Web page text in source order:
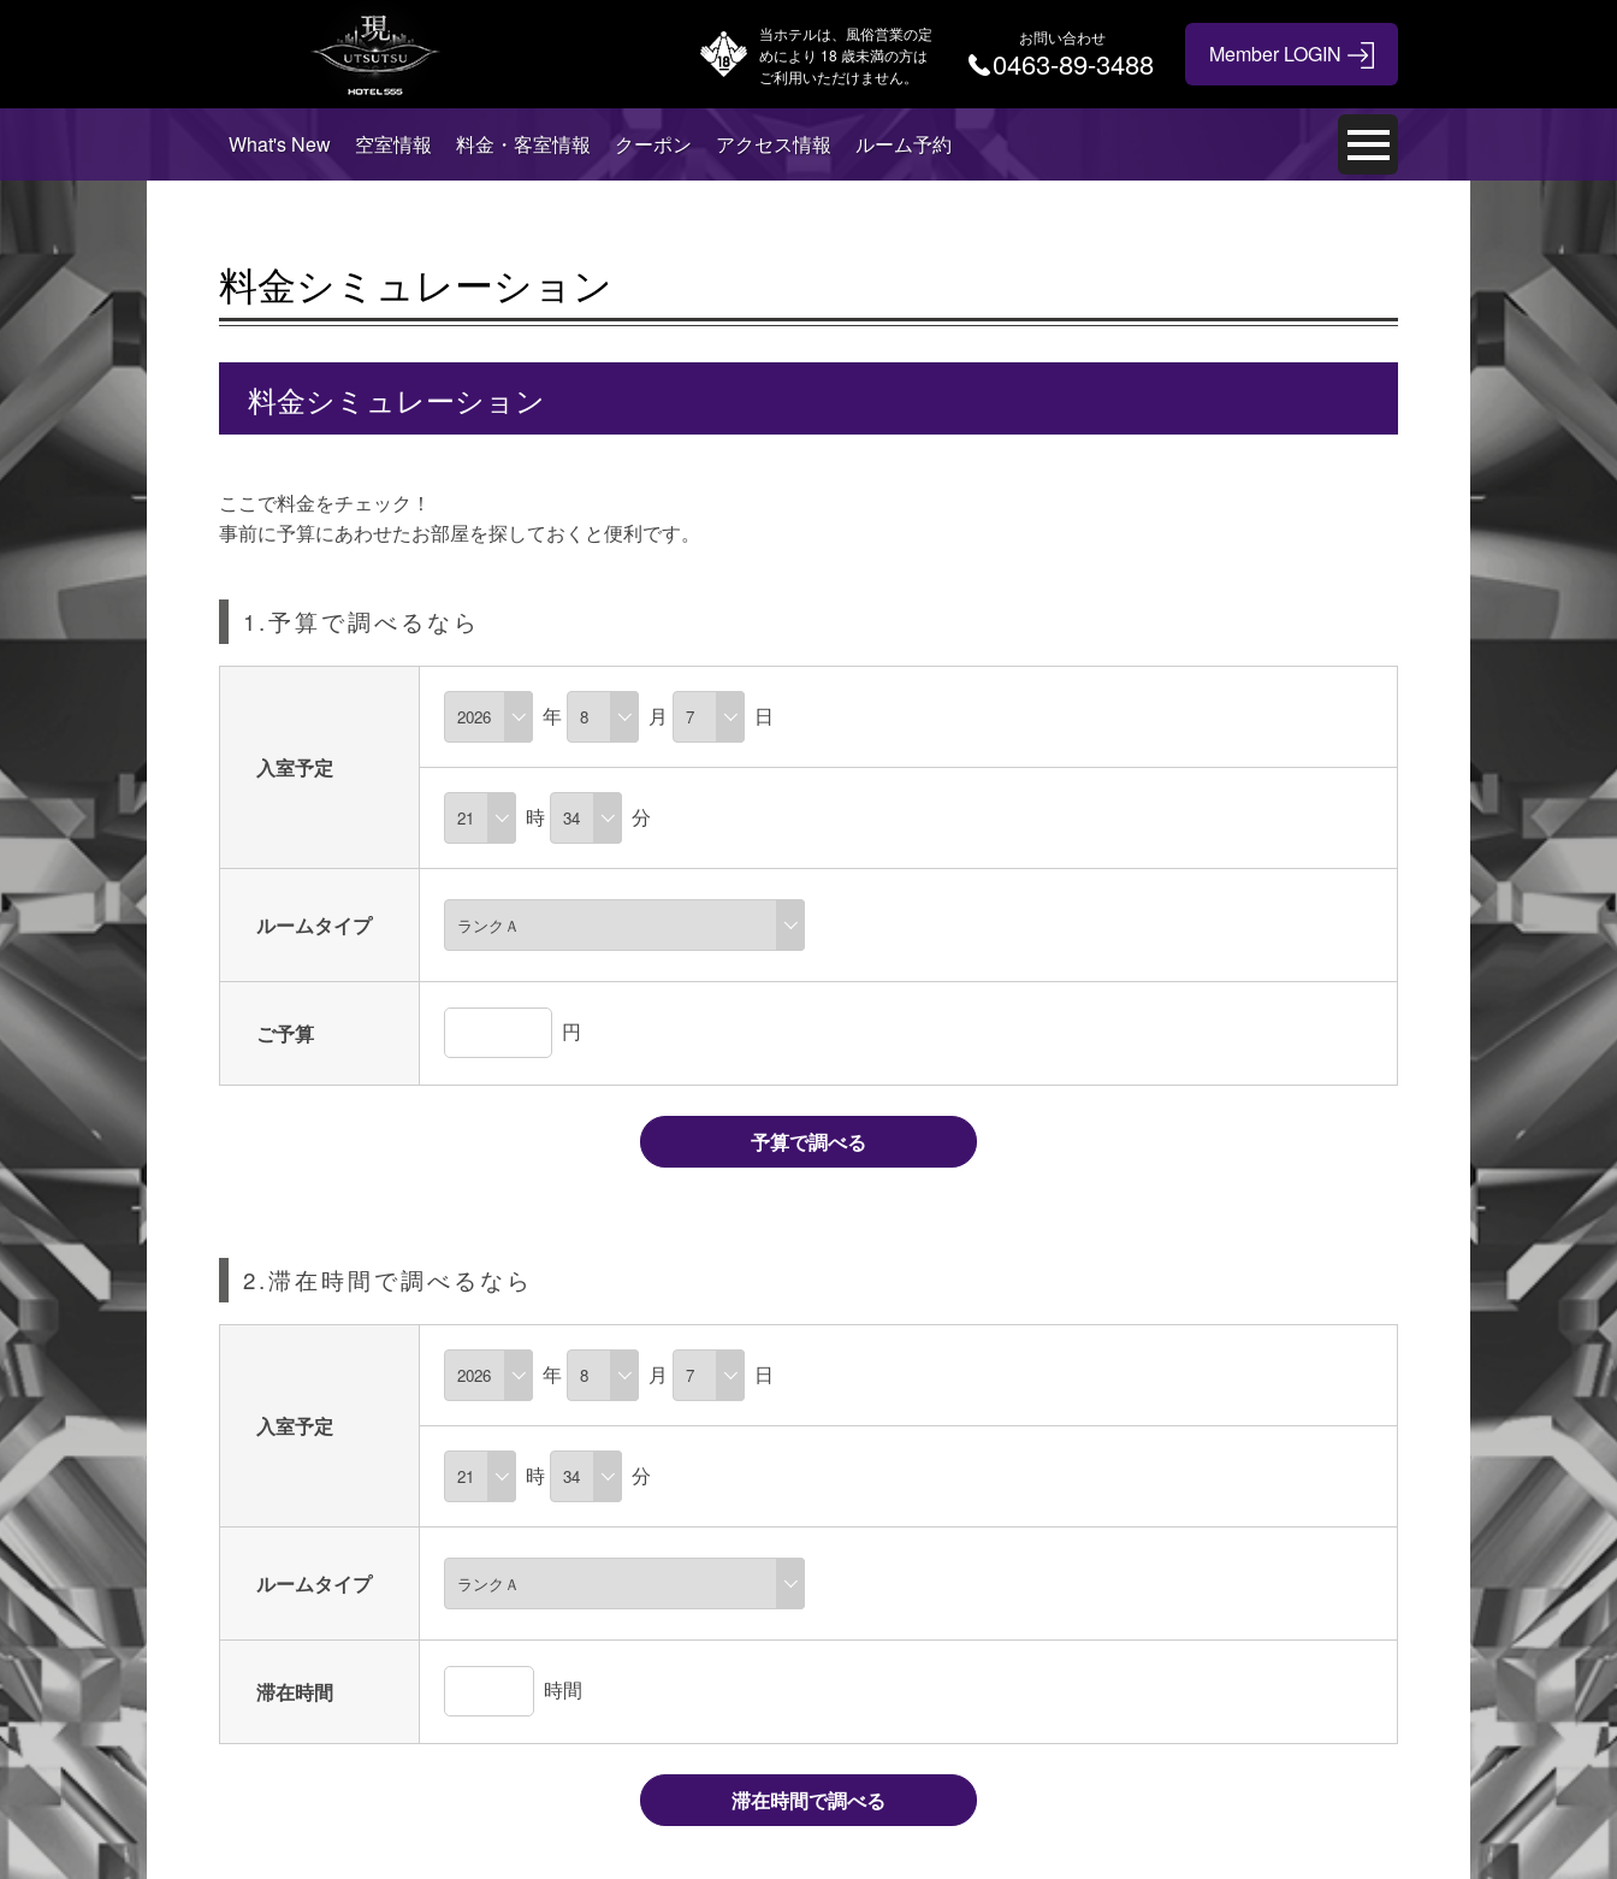
当ホテルは、風俗営業の定
めにより 18 歳未満の方は
ご利用いただけません。
お問い合わせ
0463-89-3488
What's New 空室情報 料金・客室情報 クーポン アクセス情報 ルーム予約
料金シミュレーション
料金シミュレーション
ここで料金をチェック！
事前に予算にあわせたお部屋を探しておくと便利です。
1.予算で調べるなら
入室予定
年 月 日
時 分
ルームタイプ
ご予算 円
予算で調べる
2.滞在時間で調べるなら
入室予定
年 月 日
時 分
ルームタイプ
滞在時間 時間
滞在時間で調べる